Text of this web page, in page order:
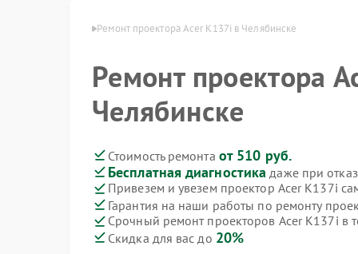
Acer в Челябинске Ремонт проектора Acer K137i в Челябинске
Ремонт проектора
Челябинске
Стоимость ремонта от 510 руб.
Бесплатная диагностика даже при
Привезем и увезем проектор Acer K137i
Гарантия на наши работы по ремонту
Срочный ремонт проекторов Acer K137i в
Скидка для вас до 20%